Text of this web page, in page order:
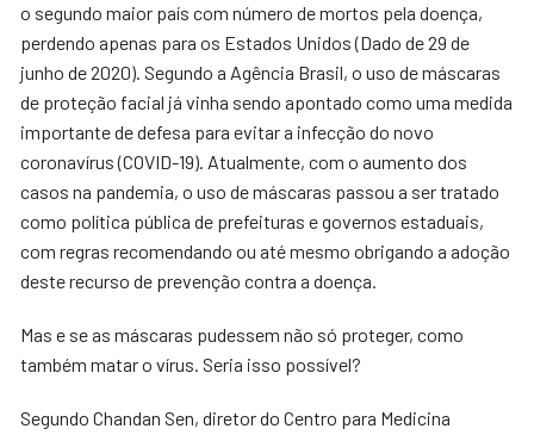
o segundo maior país com número de mortos pela doença,
perdendo apenas para os Estados Unidos (Dado de 29 de
junho de 2020). Segundo a Agência Brasil, o uso de máscaras
de proteção facial já vinha sendo apontado como uma medida
importante de defesa para evitar a infecção do novo
coronavírus (COVID-19). Atualmente, com o aumento dos
casos na pandemia, o uso de máscaras passou a ser tratado
como política pública de prefeituras e governos estaduais,
com regras recomendando ou até mesmo obrigando a adoção
deste recurso de prevenção contra a doença.
Mas e se as máscaras pudessem não só proteger, como
também matar o vírus. Seria isso possível?
Segundo Chandan Sen, diretor do Centro para Medicina